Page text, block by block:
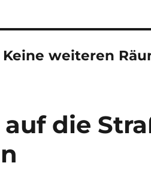
weiteren
die